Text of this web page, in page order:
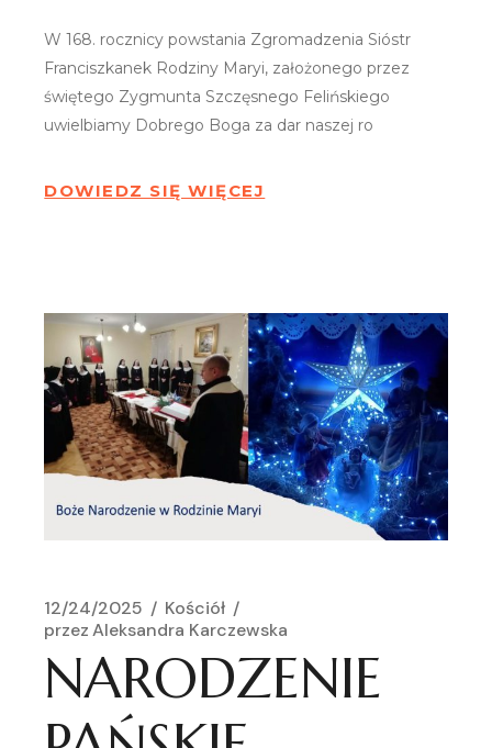
W 168. rocznicy powstania Zgromadzenia Sióstr
Franciszkanek Rodziny Maryi, założonego przez
świętego Zygmunta Szczęsnego Felińskiego
uwielbiamy Dobrego Boga za dar naszej ro
DOWIEDZ SIĘ WIĘCEJ
12/24/2025
Kościół
przez Aleksandra Karczewska
NARODZENIE